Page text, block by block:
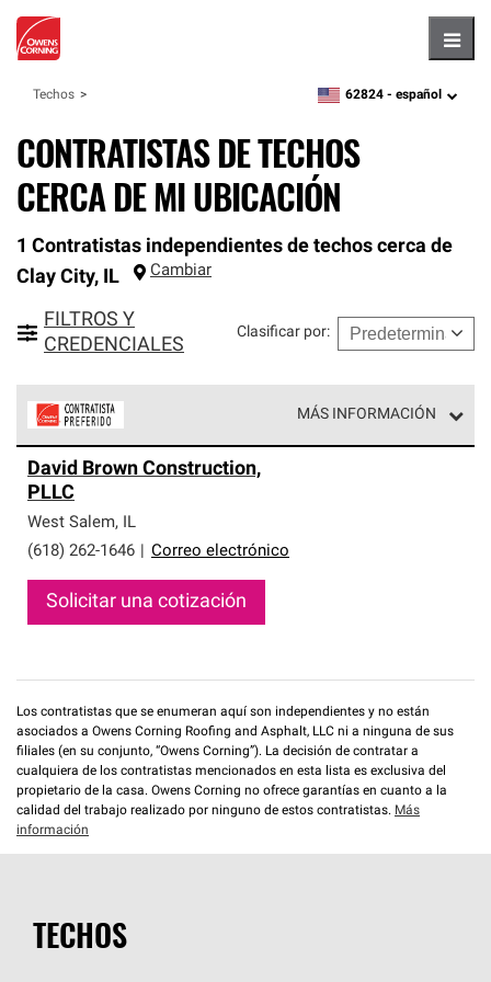
Techos zipcode,language
62824 - español
CONTRATISTAS DE TECHOS
CERCA DE MI UBICACIÓN
1 Contratistas independientes de techos cerca de
Clay City, IL Cambiar
FILTROS Y
CREDENCIALES
Clasificar por:
MÁS INFORMACIÓN
parte de una red exclusiva de profesionales de techos
que cumplen con altos estándares y requisitos estrictos
de profesionalismo y confiabilidad.
David Brown Construction,
PLLC
West Salem, IL
(618) 262-1646
Correo electrónico
Solicitar una cotización
Los contratistas que se enumeran aquí son independientes y no están
asociados a Owens Corning Roofing and Asphalt, LLC ni a ninguna de sus
filiales (en su conjunto, “Owens Corning”). La decisión de contratar a
cualquiera de los contratistas mencionados en esta lista es exclusiva del
propietario de la casa. Owens Corning no ofrece garantías en cuanto a la
calidad del trabajo realizado por ninguno de estos contratistas. Más
información
TECHOS